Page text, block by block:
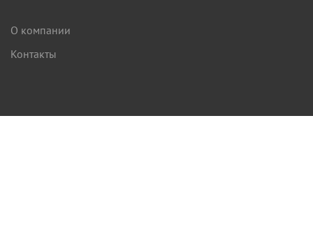
О компании
Контакты